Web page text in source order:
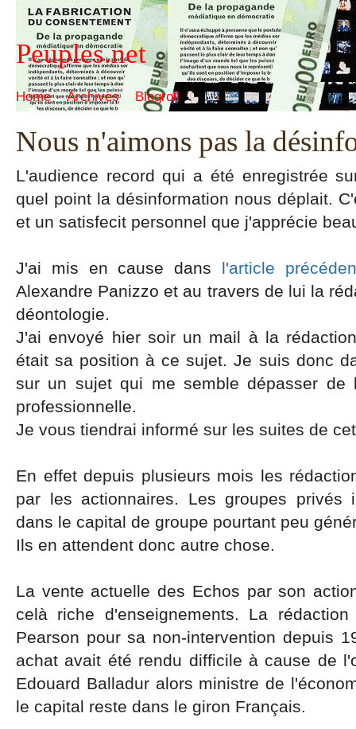
Peuples.net
Home Archives Blogroll
Nous n'aimons pas la
L'audience record qui a été enregistrée
quel point la désinformation nous déplait.
et un satisfecit personnel que j'apprécie
J'ai mis en cause dans l'article
Alexandre Panizzo et au travers de lui la
déontologie.
J'ai envoyé hier soir un mail à la
était sa position à ce sujet. Je suis donc
sur un sujet qui me semble dépasser de
professionnelle.
Je vous tiendrai informé sur les suites de
En effet depuis plusieurs mois les
par les actionnaires. Les groupes privés
dans le capital de groupe pourtant peu
Ils en attendent donc autre chose.
La vente actuelle des Echos par son
celà riche d'enseignements. La
Pearson pour sa non-intervention depuis
achat avait été rendu difficile à cause de
Edouard Balladur alors ministre de
le capital reste dans le giron Français.